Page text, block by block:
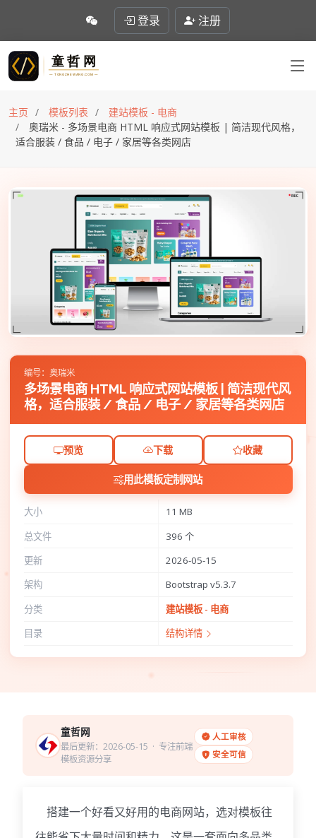
登录 注册
主页 模板列表
建站模板 - 电商
奥瑞米 - 多场景电商 HTML 响应式网站模板 | 简洁现代风格，
适合服装 / 食品 / 电子 / 家居等各类网店
编号：奥瑞米
多场景电商 HTML 响应式网站模板 | 简洁现代风
格，适合服装 / 食品 / 电子 / 家居等各类网店
预览 下载 收藏
用此模板定制网站
大小
11 MB
总文件
396 个
更新
2026-05-15
架构
Bootstrap v5.3.7
分类
建站模板 - 电商
目录
结构详情
童哲网
最后更新：2026-05-15 · 专注前端
模板资源分享
人工审核
安全可信
搭建一个好看又好用的电商网站，选对模板往